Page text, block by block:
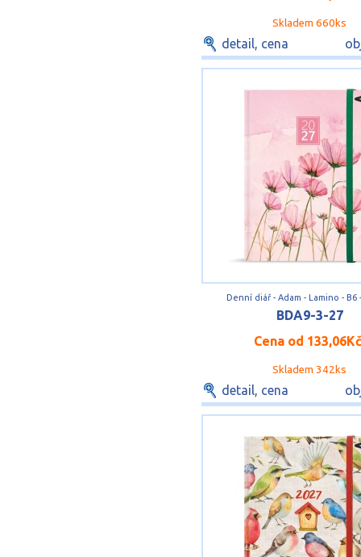
Skladem 660ks
detail, cena
Denní diář - Adam - Lamino - B6
BDA9-3-27
Cena od 133,06Kč
Skladem 342ks
detail, cena